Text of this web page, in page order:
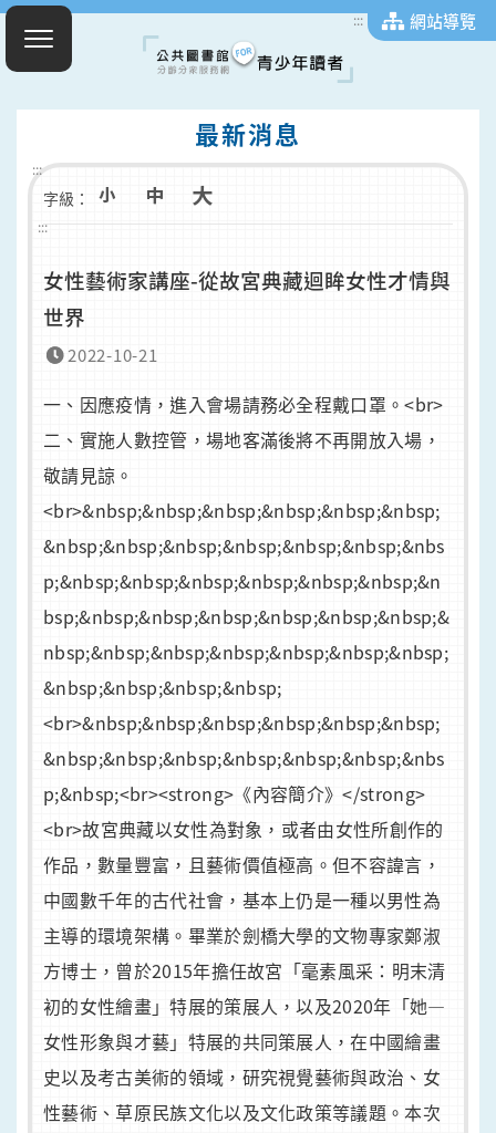
::: 網站導覽
最新消息
:::
字級：
:::
女性藝術家講座-從故宮典藏迴眸女性才情與
世界
2022-10-21
一、因應疫情，進入會場請務必全程戴口罩。<br>
二、實施人數控管，場地客滿後將不再開放入場，
敬請見諒。
<br>&nbsp;&nbsp;&nbsp;&nbsp;&nbsp;&nbsp;
&nbsp;&nbsp;&nbsp;&nbsp;&nbsp;&nbsp;&nbs
p;&nbsp;&nbsp;&nbsp;&nbsp;&nbsp;&nbsp;&n
bsp;&nbsp;&nbsp;&nbsp;&nbsp;&nbsp;&nbsp;&
nbsp;&nbsp;&nbsp;&nbsp;&nbsp;&nbsp;&nbsp;
&nbsp;&nbsp;&nbsp;&nbsp;
<br>&nbsp;&nbsp;&nbsp;&nbsp;&nbsp;&nbsp;
&nbsp;&nbsp;&nbsp;&nbsp;&nbsp;&nbsp;&nbs
p;&nbsp;<br><strong>《內容簡介》</strong>
<br>故宮典藏以女性為對象，或者由女性所創作的
作品，數量豐富，且藝術價值極高。但不容諱言，
中國數千年的古代社會，基本上仍是一種以男性為
主導的環境架構。畢業於劍橋大學的文物專家鄭淑
方博士，曾於2015年擔任故宮「毫素風采：明末清
初的女性繪畫」特展的策展人，以及2020年「她—
女性形象與才藝」特展的共同策展人，在中國繪畫
史以及考古美術的領域，研究視覺藝術與政治、女
性藝術、草原民族文化以及文化政策等議題。本次